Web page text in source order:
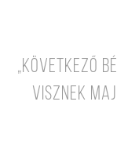
„Következő
visznek